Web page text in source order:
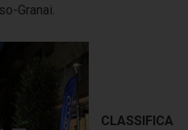
Granai.
CLASSIFICA